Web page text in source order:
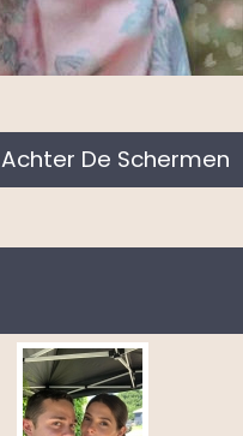
Achter De Schermen